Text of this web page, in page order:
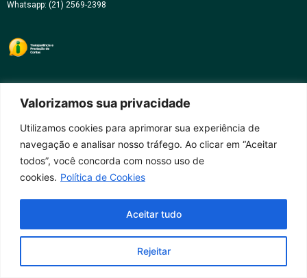
Valorizamos sua privacidade
Utilizamos cookies para aprimorar sua experiência de
navegação e analisar nosso tráfego. Ao clicar em “Aceitar
todos”, você concorda com nosso uso de
cookies. Política de Cookies
Rejeitar
Aceitar tudo
Whatsapp: (21) 2569-2398